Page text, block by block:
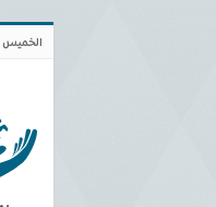
الخميس , 6 أغسطس